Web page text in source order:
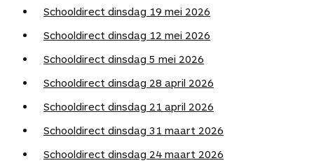
Schooldirect dinsdag 19 mei 2026
Schooldirect dinsdag 12 mei 2026
Schooldirect dinsdag 5 mei 2026
Schooldirect dinsdag 28 april 2026
Schooldirect dinsdag 21 april 2026
Schooldirect dinsdag 31 maart 2026
Schooldirect dinsdag 24 maart 2026